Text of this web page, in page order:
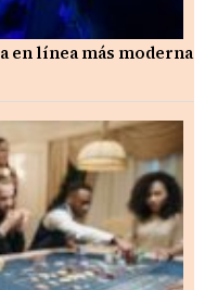
en línea más moderna